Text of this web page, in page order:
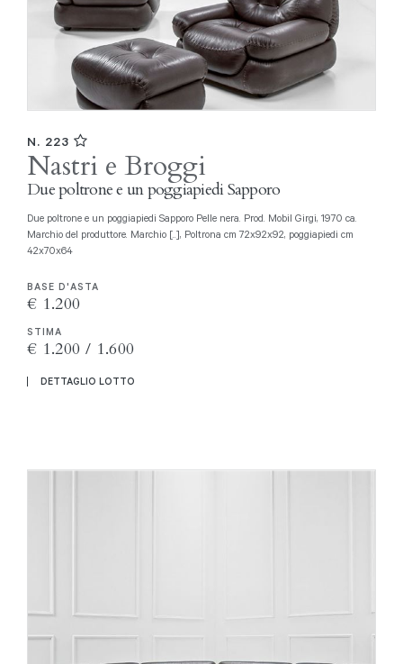
N. 223
Nastri e Broggi
Due poltrone e un poggiapiedi Sapporo
Due poltrone e un poggiapiedi Sapporo Pelle nera. Prod. Mobil Girgi, 1970 ca.
Marchio del produttore. Marchio [..], Poltrona cm 72x92x92, poggiapiedi cm
42x70x64
BASE D'ASTA
€ 1.200
STIMA
€ 1.200 / 1.600
DETTAGLIO LOTTO